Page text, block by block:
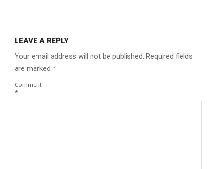
LEAVE A REPLY
Your email address will not be published. Required fields
are marked *
Comment
*